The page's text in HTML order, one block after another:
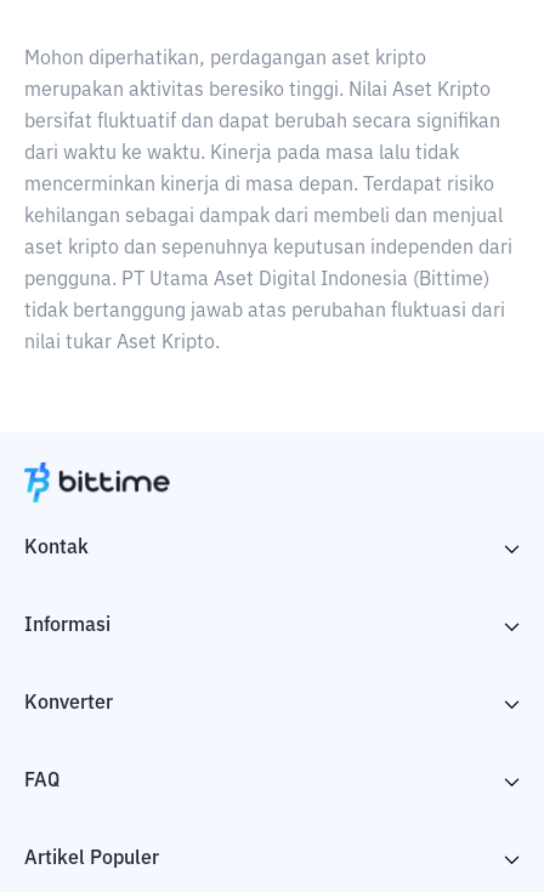
Mohon diperhatikan, perdagangan aset kripto
merupakan aktivitas beresiko tinggi. Nilai Aset Kripto
bersifat fluktuatif dan dapat berubah secara signifikan
dari waktu ke waktu. Kinerja pada masa lalu tidak
mencerminkan kinerja di masa depan. Terdapat risiko
kehilangan sebagai dampak dari membeli dan menjual
aset kripto dan sepenuhnya keputusan independen dari
pengguna. PT Utama Aset Digital Indonesia (Bittime)
tidak bertanggung jawab atas perubahan fluktuasi dari
nilai tukar Aset Kripto.
Kontak
Informasi
Konverter
FAQ
Artikel Populer